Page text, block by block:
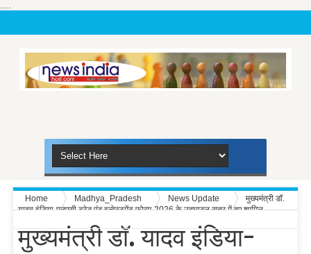
....
Home Madhya_Pradesh News Update
मुख्यमंत्री डॉ.
यादव इंडिया-एलएसी ट्रेड एंड इन्वेस्टमेंट फोरम-2026 के उद्घाटन सत्र में हुए शामिल
मुख्यमंत्री डॉ. यादव इंडिया-